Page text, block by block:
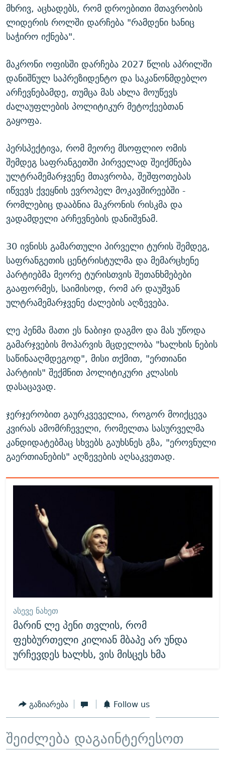
მხრივ, აცხადებს, რომ დროებითი მთავრობის
ლიდერის როლში დარჩება "რამდენი ხანიც
საჭირო იქნება".
მაკრონი ოფისში დარჩება 2027 წლის აპრილში
დანიშნულ საპრეზიდენტო და საკანონმდებლო
არჩევნებამდე, თუმცა მას ახლა მოუწევს
ძალაუფლების პოლიტიკურ მეტოქეებთან
გაყოფა.
პერსპექტივა, რომ მეორე მსოფლიო ომის
შემდეგ საფრანგეთში პირველად შეიქმნება
ულტრამემარჯვენე მთავრობა, შეშფოთებას
იწვევს ქვეყნის ევროპელ მოკავშირეებში -
რომლებიც დააბნია მაკრონის რისკმა და
ვადამდელი არჩევნების დანიშვნამ.
30 ივნისს გამართული პირველი ტურის შემდეგ,
საფრანგეთის ცენტრისტულმა და მემარცხენე
პარტიებმა მეორე ტურისთვის შეთანხმებები
გააფორმეს, საიმისოდ, რომ არ დაუშვან
ულტრამემარჯვენე ძალების აღზევება.
ლე პენმა მათი ეს ნაბიჯი დაგმო და მას უწოდა
გამარჯვების მოპარვის მცდელობა "ხალხის ნების
საწინააღმდეგოდ", მისი თქმით, "ერთიანი
პარტიის" შექმნით პოლიტიკური კლასის
დასაცავად.
ჯერჯერობით გაურკვეველია, როგორ მოიქცევა
კვირას ამომრჩეველი, რომელთა სასურველმა
კანდიდატებმაც სხვებს გაუხსნეს გზა, "ეროვნული
გაერთიანების" აღზევების აღსაკვეთად.
ᲐᲡᲔᲕᲔ ᲜᲐᲮᲔᲗ
მარინ ლე პენი თვლის, რომ
ფეხბურთელი კილიან მბაპე არ უნდა
ურჩევდეს ხალხს, ვის მისცეს ხმა
გაზიარება Follow us
შეიძლება დაგაინტერესოთ